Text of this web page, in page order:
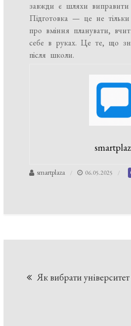
завжди є шляхи виправити
Підготовка — це не
про вміння планувати,
себе в руках. Це те, що
після школи.
smartplaza 06.05.2025
записів
Як вибрати